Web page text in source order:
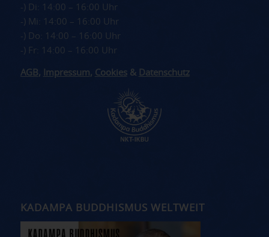
-) Di: 14:00 – 16:00 Uhr
-) Mi: 14:00 – 16:00 Uhr
-) Do: 14:00 – 16:00 Uhr
-) Fr: 14:00 – 16:00 Uhr
AGB , Impressum, Cookies& Datenschutz
KADAMPA BUDDHISMUS WELTWEIT